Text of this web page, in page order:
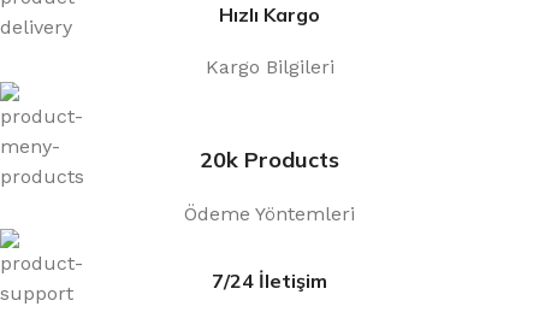
Hızlı Kargo
Kargo Bilgileri
20k Products
Ödeme Yöntemleri
7/24 İletişim